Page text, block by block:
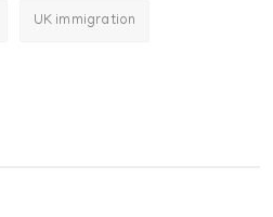
UK immigration